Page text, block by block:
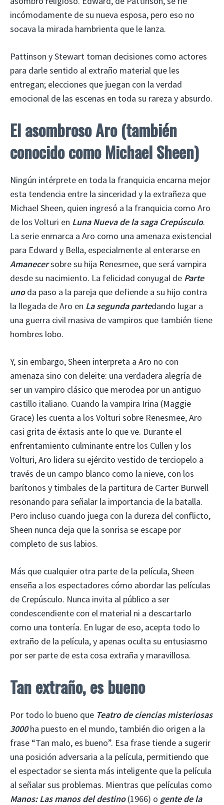
incómodamente de su nueva esposa, pero eso no
socava la mirada hambrienta que le lanza.
Pattinson y Stewart toman decisiones como actores
para darle sentido al extraño material que les
entregan; elecciones que juegan con la verdad
emocional de las escenas en toda su rareza y absurdo.
El asombroso Aro (también
conocido como Michael Sheen)
Ningún intérprete en toda la franquicia encarna mejor
esta tendencia entre la sinceridad y la extrañeza que
Michael Sheen, quien ingresó a la franquicia como Aro
de los Volturi en Luna Nueva de la saga Crepúsculo.
La serie enmarca a Aro como una amenaza existencial
para Edward y Bella, especialmente al enterarse en
Amanecersobre su hija Renesmee, que será vampira
desde su nacimiento. La felicidad conyugal de Parte
unoda paso a la pareja que defiende a su hijo contra
la llegada de Aro en La segunda partedando lugar a
una guerra civil masiva de vampiros que también tiene
hombres lobo.
Y, sin embargo, Sheen interpreta a Aro no con
amenaza sino con deleite: una verdadera alegría de
ser un vampiro clásico que merodea por un antiguo
castillo italiano. Cuando la vampira Irina (Maggie
Grace) les cuenta a los Volturi sobre Renesmee, Aro
casi grita de éxtasis ante lo que ve. Durante el
enfrentamiento culminante entre los Cullen y los
Volturi, Aro lidera su ejército vestido de terciopelo a
través de un campo blanco como la nieve, con los
barítonos y timbales de la partitura de Carter Burwell
resonando para señalar la importancia de la batalla.
Pero incluso cuando juega con la dureza del conflicto,
Sheen nunca deja que la sonrisa se escape por
completo de sus labios.
Más que cualquier otra parte de la película, Sheen
enseña a los espectadores cómo abordar las películas
de Crepúsculo. Nunca invita al público a ser
condescendiente con el material ni a descartarlo
como una tontería. En lugar de eso, acepta todo lo
extraño de la película, y apenas oculta su entusiasmo
por ser parte de esta cosa extraña y maravillosa.
Tan extraño, es bueno
Por todo lo bueno que Teatro de ciencias misteriosas
3000ha puesto en el mundo, también dio origen a la
frase “Tan malo, es bueno”. Esa frase tiende a sugerir
una posición adversaria a la película, permitiendo que
el espectador se sienta más inteligente que la película
al señalar sus problemas. Mientras que películas como
Manos: Las manos del destino(1966) o gente de la